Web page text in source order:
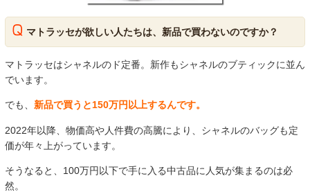
マトラッセが欲しい人たちは、新品で買わないのですか？
マトラッセはシャネルのド定番。新作もシャネルのブティックに並ん
でいます。
でも、 新品で買うと150万円以上するんです。
2022年以降、物価高や人件費の高騰により、シャネルのバッグも定
価が年々上がっています。
そうなると、100万円以下で手に入る中古品に人気が集まるのは必
然。